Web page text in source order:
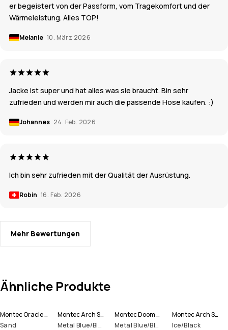
er begeistert von der Passform, vom Tragekomfort und der
Wärmeleistung. Alles TOP!
Melanie 10. März 2026
Jacke ist super und hat alles was sie braucht. Bin sehr
zufrieden und werden mir auch die passende Hose kaufen. :)
Johannes 24. Feb. 2026
Ich bin sehr zufrieden mit der Qualität der Ausrüstung.
Robin 16. Feb. 2026
Mehr Bewertungen
Ähnliche Produkte
Montec Oracle Snowboardjacke Herren
Sand
Montec Arch Snowboardjacke Herren
Metal Blue/Black
Montec Doom Snowboardjacke Herren
Metal Blue/Black/Sand
Montec Arch Snowboardjacke Herren
Ice/Black